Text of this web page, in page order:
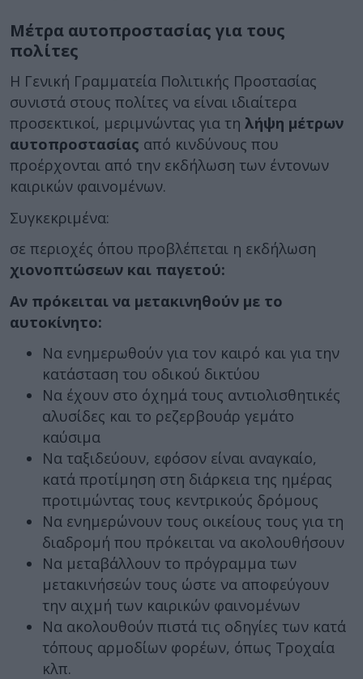
Μέτρα αυτοπροστασίας για τους
πολίτες
Η Γενική Γραμματεία Πολιτικής Προστασίας
συνιστά στους πολίτες να είναι ιδιαίτερα
προσεκτικοί, μεριμνώντας για τη λήψη μέτρων
αυτοπροστασίας από κινδύνους που
προέρχονται από την εκδήλωση των έντονων
καιρικών φαινομένων.
Συγκεκριμένα:
σε περιοχές όπου προβλέπεται η εκδήλωση
χιονοπτώσεων και παγετού:
Αν πρόκειται να μετακινηθούν με το
αυτοκίνητο:
Να ενημερωθούν για τον καιρό και για την
κατάσταση του οδικού δικτύου
Να έχουν στο όχημά τους αντιολισθητικές
αλυσίδες και το ρεζερβουάρ γεμάτο
καύσιμα
Να ταξιδεύουν, εφόσον είναι αναγκαίο,
κατά προτίμηση στη διάρκεια της ημέρας
προτιμώντας τους κεντρικούς δρόμους
Να ενημερώνουν τους οικείους τους για τη
διαδρομή που πρόκειται να ακολουθήσουν
Να μεταβάλλουν το πρόγραμμα των
μετακινήσεών τους ώστε να αποφεύγουν
την αιχμή των καιρικών φαινομένων
Να ακολουθούν πιστά τις οδηγίες των κατά
τόπους αρμοδίων φορέων, όπως Τροχαία
κλπ.